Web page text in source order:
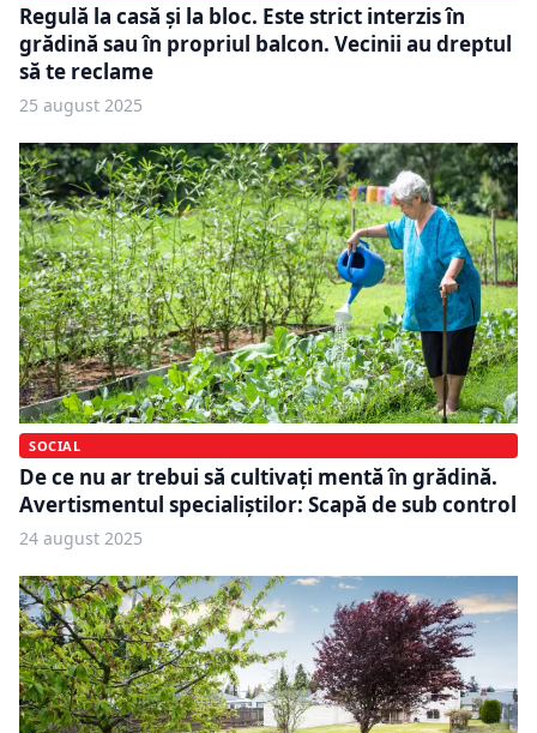
Regulă la casă și la bloc. Este strict interzis în
grădină sau în propriul balcon. Vecinii au dreptul
să te reclame
25 august 2025
SOCIAL
De ce nu ar trebui să cultivați mentă în grădină.
Avertismentul specialiștilor: Scapă de sub control
24 august 2025